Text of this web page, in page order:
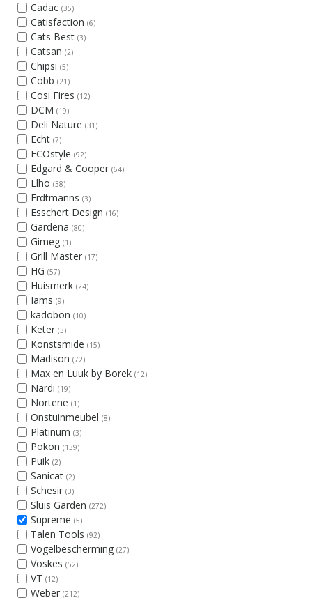
Cadac (35)
Catisfaction (6)
Cats Best (3)
Catsan (2)
Chipsi (5)
Cobb (21)
Cosi Fires (12)
DCM (19)
Deli Nature (31)
Echt (7)
ECOstyle (92)
Edgard & Cooper (64)
Elho (38)
Erdtmanns (3)
Esschert Design (16)
Gardena (80)
Gimeg (1)
Grill Master (17)
HG (57)
Huismerk (24)
Iams (9)
kadobon (10)
Keter (3)
Konstsmide (15)
Madison (72)
Max en Luuk by Borek (12)
Nardi (19)
Nortene (1)
Onstuinmeubel (8)
Platinum (3)
Pokon (139)
Puik (2)
Sanicat (2)
Schesir (3)
Sluis Garden (272)
Supreme (5)
Talen Tools (92)
Vogelbescherming (27)
Voskes (52)
VT (12)
Weber (212)